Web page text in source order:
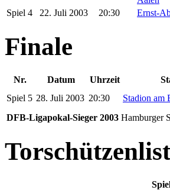
Spiel 4
22. Juli 2003 20:30 Ernst-
Finale
Nr. Datum Uhrzeit
Spiel 5 28. Juli 2003 20:30 Stadion am
DFB-Ligapokal-Sieger 2003 Hamburger